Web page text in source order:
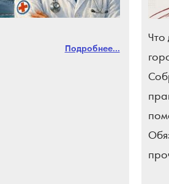
Подробнее...
Что